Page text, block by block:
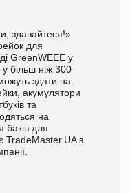
здавайтеся!»
для
GreenWEEE у
у більш ніж 300
здати на
акумулятори
та
на
баків для
TradeMaster.UA з